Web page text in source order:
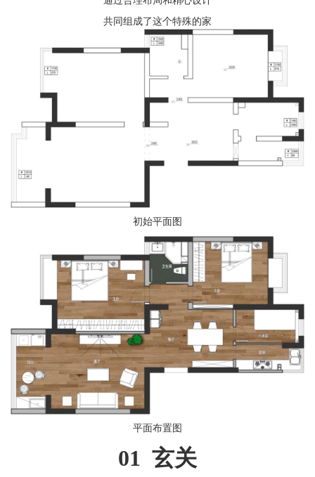
共同组成了这个特殊的家
初始平面图
平面布置图
01 玄关